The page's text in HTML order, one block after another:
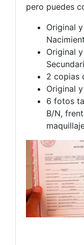
pero puedes
Original
Original
2 copias
Original
6 fotos
B/N,